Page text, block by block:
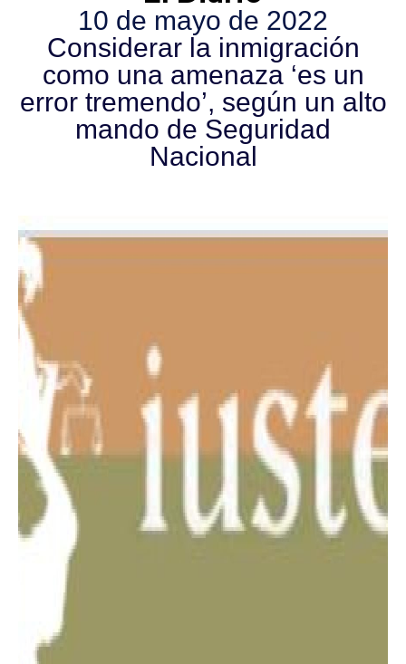
10 de mayo de 2022
Considerar la inmigración
como una amenaza ‘es un
error tremendo’, según un alto
mando de Seguridad
Nacional